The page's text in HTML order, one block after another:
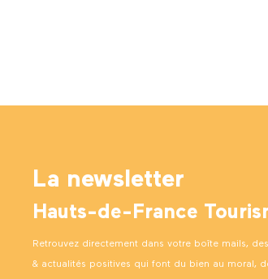
La newsletter
Hauts-de-France
Retrouvez directement dans votre boîte mails,
& actualités positives qui font du bien au moral,